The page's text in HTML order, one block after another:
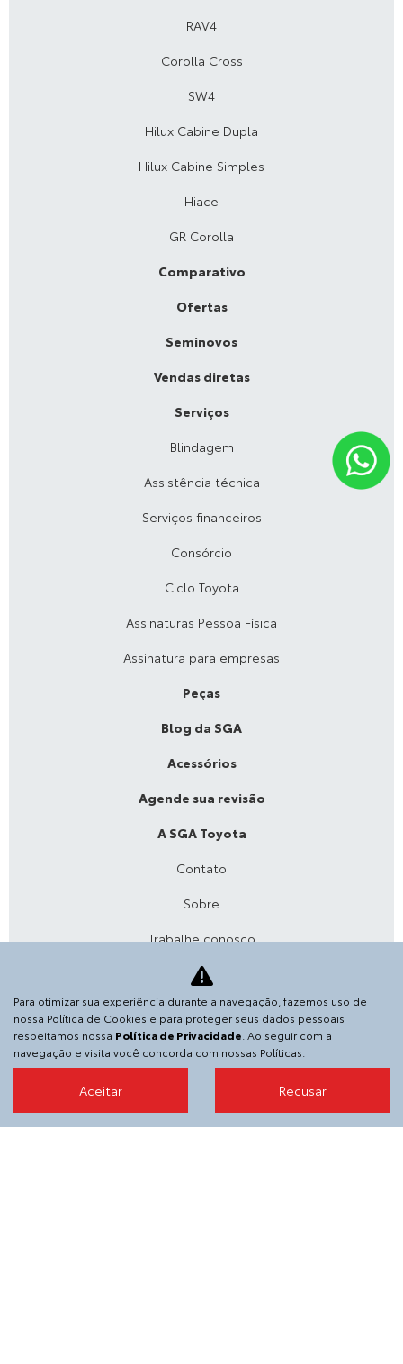
RAV4
Corolla Cross
SW4
Hilux Cabine Dupla
Hilux Cabine Simples
Hiace
GR Corolla
Comparativo
Ofertas
Seminovos
Vendas diretas
Serviços
Blindagem
Assistência técnica
Serviços financeiros
Consórcio
Ciclo Toyota
Assinaturas Pessoa Física
Assinatura para empresas
Peças
Blog da SGA
Acessórios
Agende sua revisão
A SGA Toyota
Contato
Sobre
Trabalhe conosco
Política de privacidade
Código de Privacidade
Código de ética
Desacelere. Seu bem maior é a vida.
Para otimizar sua experiência durante a navegação, fazemos uso de
nossa Política de Cookies e para proteger seus dados pessoais
respeitamos nossa Política de Privacidade . Ao seguir com a
navegação e visita você concorda com nossas Políticas.
Aceitar Recusar